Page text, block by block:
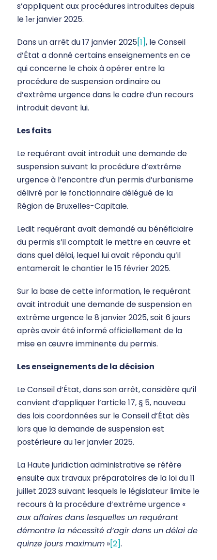
s’appliquent aux procédures introduites depuis
le 1er janvier 2025.
Dans un arrêt du 17 janvier 2025[1], le Conseil
d’État a donné certains enseignements en ce
qui concerne le choix à opérer entre la
procédure de suspension ordinaire ou
d’extrême urgence dans le cadre d’un recours
introduit devant lui.
Les faits
Le requérant avait introduit une demande de
suspension suivant la procédure d’extrême
urgence à l’encontre d’un permis d’urbanisme
délivré par le fonctionnaire délégué de la
Région de Bruxelles-Capitale.
Ledit requérant avait demandé au bénéficiaire
du permis s’il comptait le mettre en œuvre et
dans quel délai, lequel lui avait répondu qu’il
entamerait le chantier le 15 février 2025.
Sur la base de cette information, le requérant
avait introduit une demande de suspension en
extrême urgence le 8 janvier 2025, soit 6 jours
après avoir été informé officiellement de la
mise en œuvre imminente du permis.
Les enseignements de la décision
Le Conseil d’État, dans son arrêt, considère qu’il
convient d’appliquer l’article 17, § 5, nouveau
des lois coordonnées sur le Conseil d’État dès
lors que la demande de suspension est
postérieure au 1er janvier 2025.
La Haute juridiction administrative se réfère
ensuite aux travaux préparatoires de la loi du 11
juillet 2023 suivant lesquels le législateur limite le
recours à la procédure d’extrême urgence «
aux affaires dans lesquelles un requérant
démontre la nécessité d’agir dans un délai de
quinze jours maximum »[2].